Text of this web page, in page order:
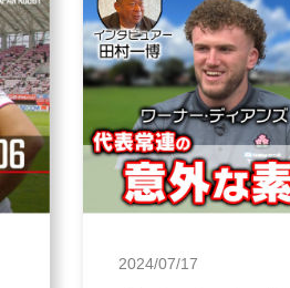
2024/07/17